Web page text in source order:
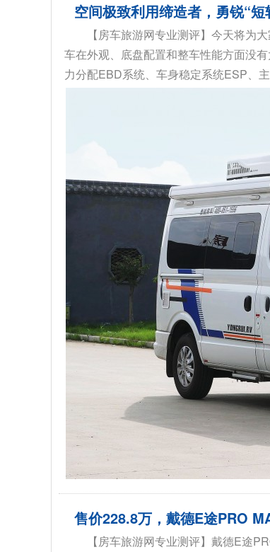
空间极致利用缔造者，勇锐“
【房车旅游网专业测评】今天将为
车在外观、底盘配置和整车性能方面没
力分配EBD系统、车身稳定系统ESP、
售价228.8万，戴德E途PRO
【房车旅游网专业测评】戴德E途